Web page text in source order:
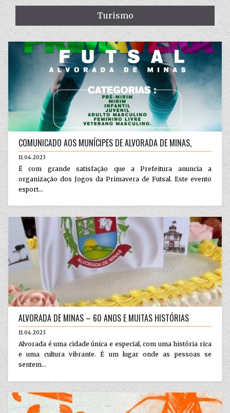
Turismo
COMUNICADO AOS MUNÍCIPES DE ALVORADA DE MINAS,
11.04.2023
É com grande satisfação que a Prefeitura anuncia a
organização dos Jogos da Primavera de Futsal. Este evento
esport...
ALVORADA DE MINAS – 60 ANOS E MUITAS HISTÓRIAS
11.04.2023
Alvorada é uma cidade única e especial, com uma história rica
e uma cultura vibrante. É um lugar onde as pessoas se
sentem...